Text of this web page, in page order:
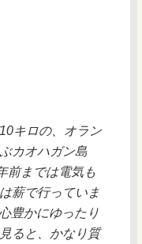
キロの、オラン
カオハガン島
前までは電気も
薪で行っていま
豊かにゆったり
ると、かなり質